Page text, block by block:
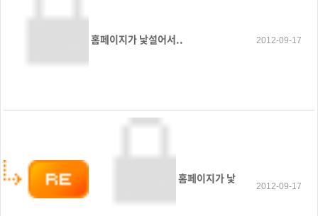
홈페이지가 낯설어서.. 2012-09-17
홈페이지가 낯
2012-09-17